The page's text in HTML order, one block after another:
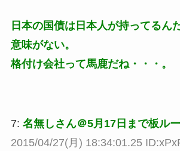
日本の国債は日本人が持ってるん
意味がない。
格付け会社って馬鹿だね・・・。
7: 名無しさん＠5月17日まで板ル
2015/04/27(月) 18:34:01.25